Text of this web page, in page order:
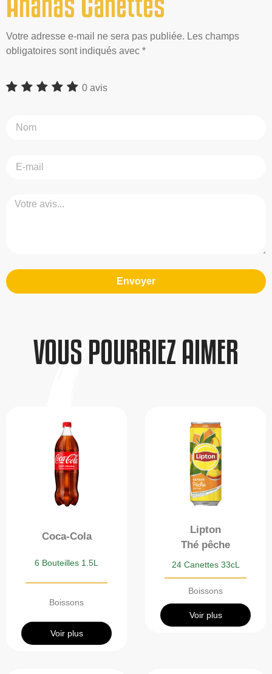
Votre adresse e-mail ne sera pas publiée. Les champs
obligatoires sont indiqués avec *
0 avis
Envoyer
VOUS POURRIEZ AIMER
Coca-Cola
6 Bouteilles 1.5L
Boissons
Voir plus
Lipton
Thé pêche
24 Canettes 33cL
Boissons
Voir plus